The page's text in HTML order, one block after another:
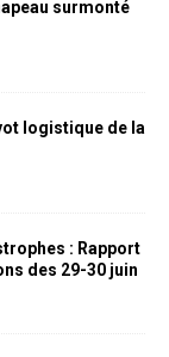
surmonté
logistique de la
: Rapport
des 29-30 juin